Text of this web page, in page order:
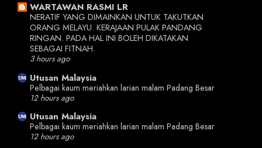
WARTAWAN RASMI LR
NERATIF YANG DIMAINKAN UNTUK TAKUTKAN
ORANG MELAYU. KERAJAAN PULAK PANDANG
RINGAN. PADA HAL INI BOLEH DIKATAKAN
SEBAGAI FITNAH.
3 hours ago
Utusan Malaysia
Pelbagai kaum meriahkan larian malam Padang Besar
12 hours ago
Utusan Malaysia
Pelbagai kaum meriahkan larian malam Padang Besar
12 hours ago